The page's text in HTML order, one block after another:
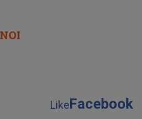
LikeFacebook